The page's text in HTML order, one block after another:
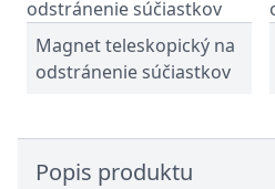
Magnet teleskopický na
odstránenie súčiastkov
Popis produktu